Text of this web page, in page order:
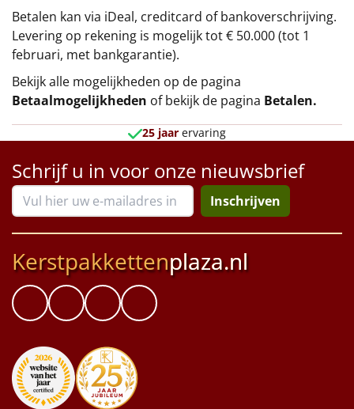
Betalen kan via iDeal, creditcard of bankoverschrijving.
Levering op rekening is mogelijk tot € 50.000 (tot 1
februari, met bankgarantie).
Bekijk alle mogelijkheden op de pagina
Betaalmogelijkheden of bekijk de pagina Betalen.
25 jaar ervaring
Schrijf u in voor onze nieuwsbrief
Inschrijven
Kerstpakkettenplaza.nl